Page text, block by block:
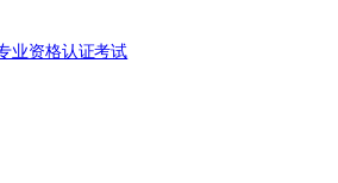
业资格认证考试